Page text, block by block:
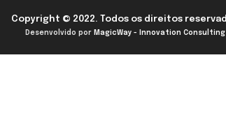
Copyright © 2022. Todos os direitos
Desenvolvido por MagicWay - Innovation Consulting